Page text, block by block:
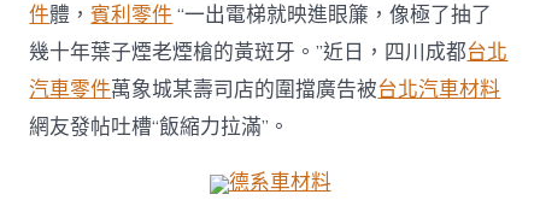
槽
OSDER
奧
斯
德
材
料
報
件體，賓利零件 “一出電梯就映進眼簾，像極了抽了
幾十年葉子煙老煙槍的黃斑牙。”近日，四川成都台北
汽車零件萬象城某壽司店的圍擋廣告被台北汽車材料
網友發帖吐槽“飯縮力拉滿”。
德系車材料